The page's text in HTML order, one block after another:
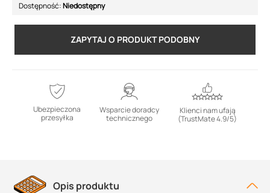
Dostępność:Niedostępny
ZAPYTAJ O PRODUKT PODOBNY
Ubezpieczona
przesyłka
Wsparcie doradcy
technicznego
Klienci nam ufają
(TrustMate 4.9/5)
Opis produktu